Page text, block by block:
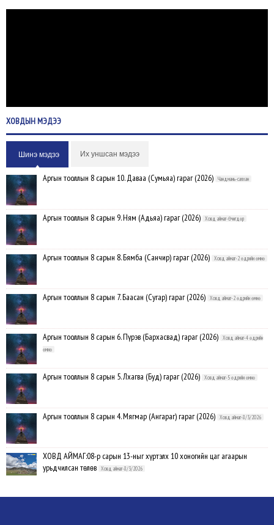
ХОВДЫНМЭДЭЭ
Шинэ мэдээ Их уншсан мэдээ
Аргын тооллын 8 сарын 10. Даваа (Сумьяа) гараг (2026) Чандмань-саяхан
Аргын тооллын 8 сарын 9. Ням (Адьяа) гараг (2026) Ховд аймаг-Өчигдөр
Аргын тооллын 8 сарын 8. Бямба (Санчир) гараг (2026) Ховд аймаг-2 өдрийн өмнө
Аргын тооллын 8 сарын 7. Баасан (Сугар) гараг (2026) Ховд аймаг-2 өдрийн өмнө
Аргын тооллын 8 сарын 6. Пүрэв (Бархасвад) гараг (2026)
Ховд аймаг-4 өдрийн
өмнө
Аргын тооллын 8 сарын 5. Лхагва (Буд) гараг (2026) Ховд аймаг-5 өдрийн өмнө
Аргын тооллын 8 сарын 4. Мягмар (Ангараг) гараг (2026) Ховд аймаг-8/3/2026
ХОВД АЙМАГ:08-р сарын 13-ныг хүртэлх 10 хоногийн цаг агаарын
урьдчилсан төлөв
Ховд аймаг-8/3/2026
Аргын тооллын 8 сарын 3. Даваа (Сумьяа) гараг (2026) Ховд аймаг-8/3/2026